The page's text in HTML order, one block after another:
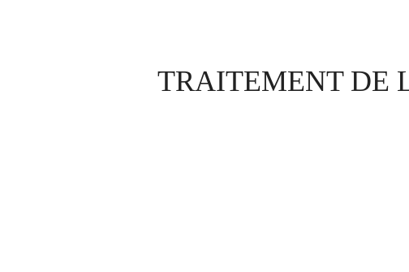
TRAITEMENT DE